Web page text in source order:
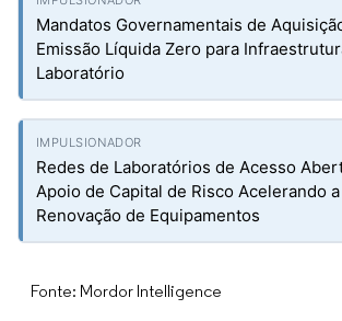
Mandatos Governamentais de
Emissão Líquida Zero para
Laboratório
Redes de Laboratórios de Acesso
Apoio de Capital de Risco Acelerando a
Renovação de Equipamentos
Fonte: Mordor Intelligence